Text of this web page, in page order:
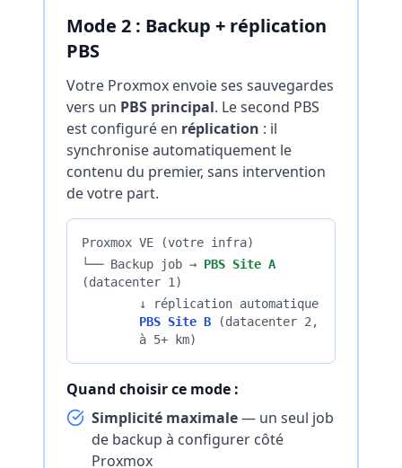
Mode 2 : Backup + réplication
PBS
Votre Proxmox envoie ses sauvegardes
vers un PBS principal. Le second PBS
est configuré en réplication : il
synchronise automatiquement le
contenu du premier, sans intervention
de votre part.
Proxmox VE (votre infra)
└── Backup job → PBS Site A
(datacenter 1)
↓ réplication automatique
PBS Site B (datacenter 2,
à 5+ km)
Quand choisir ce mode :
Simplicité maximale— un seul job
de backup à configurer côté
Proxmox